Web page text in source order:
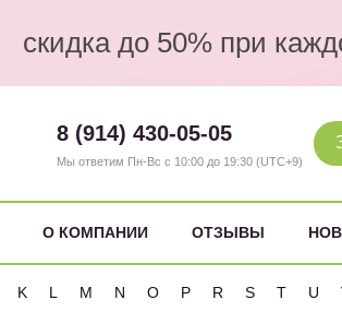
скидка до 50% при
8 (914) 430-05-05
Мы ответим Пн-Вс с 10:00 до 19:30 (UTC+9)
О КОМПАНИИ ОТЗЫВЫ
K L M N O P R S T U